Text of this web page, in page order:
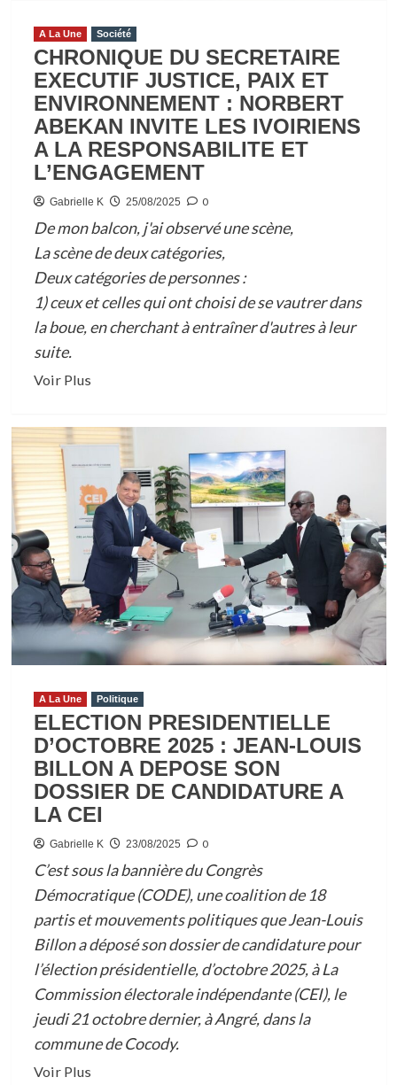
LEADER
D’UN
GROUPE
DISSIDENT
A La Une Société
CHRONIQUE DU SECRETAIRE
EXECUTIF JUSTICE, PAIX ET
ENVIRONNEMENT : NORBERT
ABEKAN INVITE LES IVOIRIENS
A LA RESPONSABILITE ET
L’ENGAGEMENT
Gabrielle K 25/08/2025 0
De mon balcon, j'ai observé une scène,
La scène de deux catégories,
Deux catégories de personnes :
1) ceux et celles qui ont choisi de se vautrer dans
la boue, en cherchant à entraîner d'autres à leur
suite.
Voir PlusEn
plus
sur
CHRONIQUE
DU
SECRETAIRE
EXECUTIF
JUSTICE,
ET
ENVIRONNEMENT
:
NORBERT
ABEKAN
INVITE
LES
IVOIRIENS
A
LA
RESPONSABILITE
ET
L’ENGAGEMENT
A La Une Politique
ELECTION PRESIDENTIELLE
D’OCTOBRE 2025 : JEAN-LOUIS
BILLON A DEPOSE SON
DOSSIER DE CANDIDATURE A
LA CEI
Gabrielle K 23/08/2025 0
C’est sous la bannière du Congrès
Démocratique (CODE), une coalition de 18
partis et mouvements politiques que Jean-Louis
Billon a déposé son dossier de candidature pour
l’élection présidentielle, d’octobre 2025, à La
Commission électorale indépendante (CEI), le
jeudi 21 octobre dernier, à Angré, dans la
commune de Cocody.
Voir PlusEn